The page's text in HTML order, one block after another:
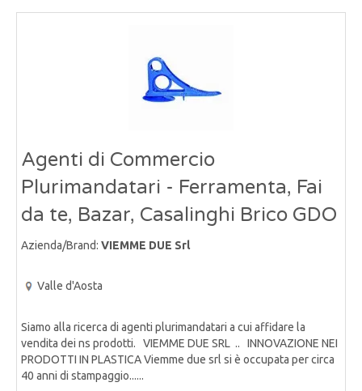
Agenti di Commercio
Plurimandatari - Ferramenta, Fai
da te, Bazar, Casalinghi Brico GDO
Azienda/Brand: VIEMME DUE Srl
Valle d'Aosta
Siamo alla ricerca di agenti plurimandatari a cui affidare la
vendita dei ns prodotti. VIEMME DUE SRL .. INNOVAZIONE NEI
PRODOTTI IN PLASTICA Viemme due srl si è occupata per circa
40 anni di stampaggio......